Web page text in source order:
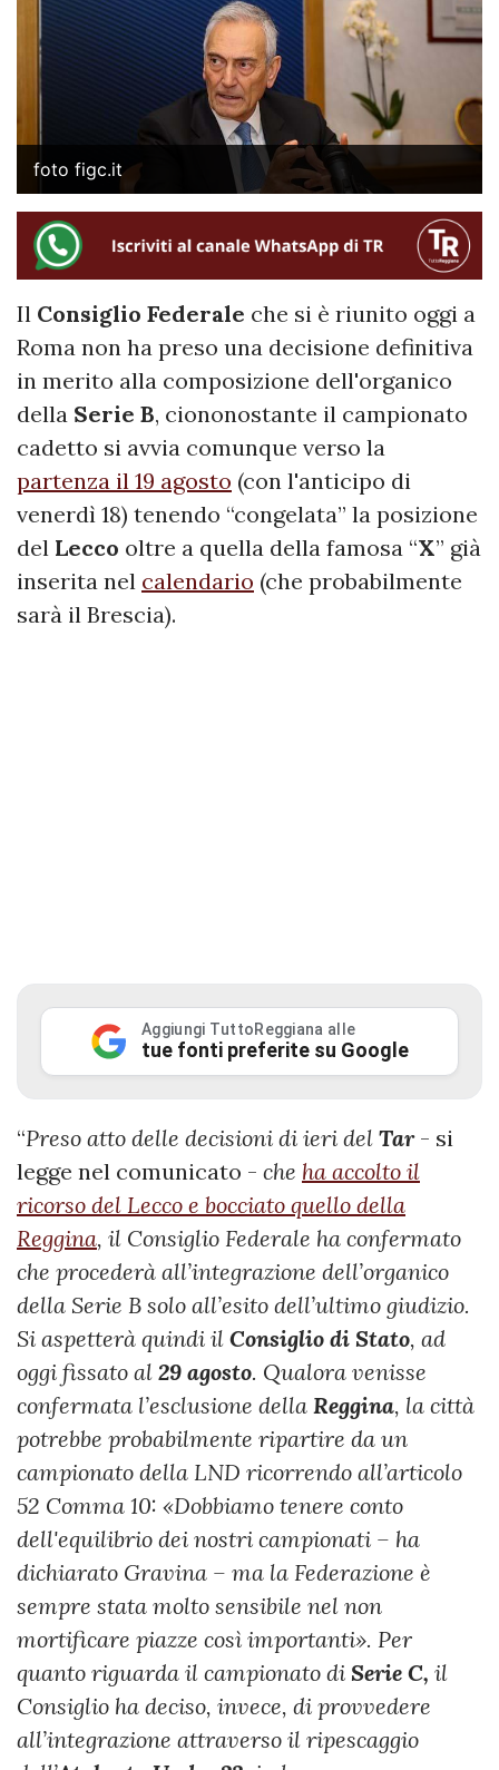
foto figc.it
Il Consiglio Federale che si è riunito oggi a
Roma non ha preso una decisione definitiva
in merito alla composizione dell'organico
della Serie B, ciononostante il campionato
cadetto si avvia comunque verso la
partenza il 19 agosto (con l'anticipo di
venerdì 18) tenendo “congelata” la posizione
del Lecco oltre a quella della famosa “X” già
inserita nel calendario (che probabilmente
sarà il Brescia).
Aggiungi TuttoReggiana alle
tue fonti preferite su Google
“Preso atto delle decisioni di ieri del Tar- si
legge nel comunicato - che ha accolto il
ricorso del Lecco e bocciato quello della
Reggina, il Consiglio Federale ha confermato
che procederà all’integrazione dell’organico
della Serie B solo all’esito dell’ultimo giudizio.
Si aspetterà quindi il Consiglio di Stato, ad
oggi fissato al 29 agosto. Qualora venisse
confermata l’esclusione della Reggina, la città
potrebbe probabilmente ripartire da un
campionato della LND ricorrendo all’articolo
52 Comma 10: «Dobbiamo tenere conto
dell'equilibrio dei nostri campionati – ha
dichiarato Gravina – ma la Federazione è
sempre stata molto sensibile nel non
mortificare piazze così importanti». Per
quanto riguarda il campionato di Serie C, il
Consiglio ha deciso, invece, di provvedere
all’integrazione attraverso il ripescaggio